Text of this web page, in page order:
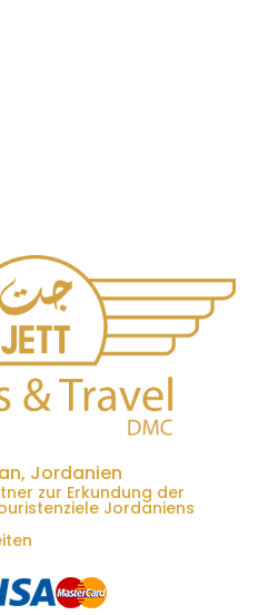
Jordanien
zur Erkundung der
Jordaniens